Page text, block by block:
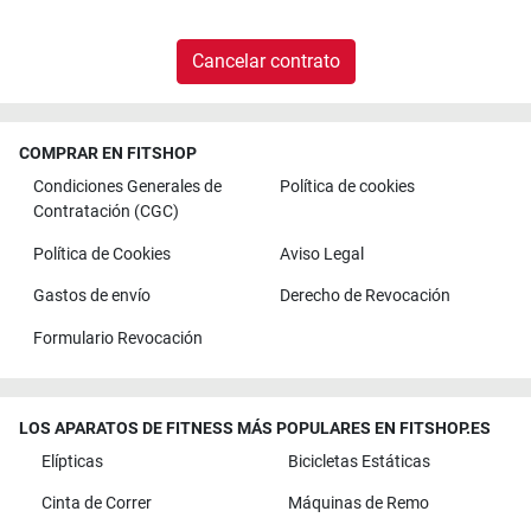
Cancelar contrato
COMPRAR EN FITSHOP
Condiciones Generales de
Contratación (CGC)
Política de cookies
Política de Cookies Aviso Legal
Gastos de envío Derecho de Revocación
Formulario Revocación
LOS APARATOS DE FITNESS MÁS POPULARES EN FITSHOP.ES
Elípticas
Bicicletas Estáticas
Cinta de Correr Máquinas de Remo